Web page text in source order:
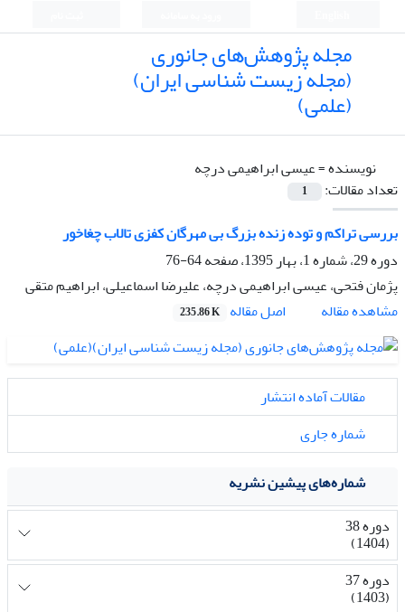
مجله پژوهش‌های جانوری
(مجله زیست شناسی ایران)
(علمی)
نویسنده =عیسی ابراهیمی درچه
تعداد مقالات:
1
بررسی تراکم و توده زنده بزرگ بی مهرگان کفزی تالاب چغاخور
دوره 29، شماره 1، بهار 1395، صفحه
64-76
پژمان فتحی، عیسی ابراهیمی درچه، علیرضا اسماعیلی، ابراهیم متقی
مشاهده مقاله
اصل مقاله 235.86 K
مقالات آماده انتشار
شماره جاری
شماره‌های پیشین نشریه
دوره 38
(1404)
دوره 37
(1403)